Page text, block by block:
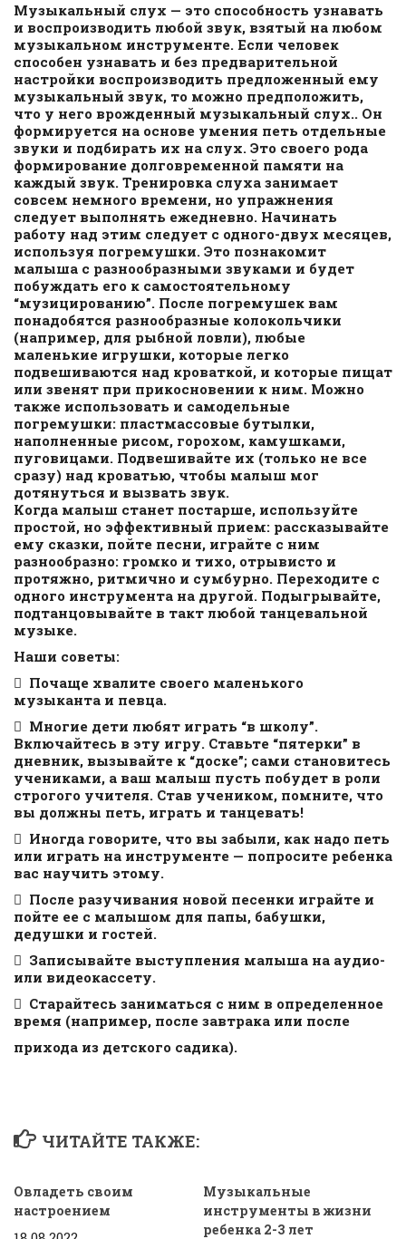
Музыкальный слух — это способность узнавать
и воспроизводить любой звук, взятый на любом
музыкальном инструменте. Если человек
способен узнавать и без предварительной
настройки воспроизводить предложенный ему
музыкальный звук, то можно предположить,
что у него врожденный музыкальный слух.. Он
формируется на основе умения петь отдельные
звуки и подбирать их на слух. Это своего рода
формирование долговременной памяти на
каждый звук. Тренировка слуха занимает
совсем немного времени, но упражнения
следует выполнять ежедневно. Начинать
работу над этим следует с одного-двух месяцев,
используя погремушки. Это познакомит
малыша с разнообразными звуками и будет
побуждать его к самостоятельному
“музицированию”. После погремушек вам
понадобятся разнообразные колокольчики
(например, для рыбной ловли), любые
маленькие игрушки, которые легко
подвешиваются над кроваткой, и которые пищат
или звенят при прикосновении к ним. Можно
также использовать и самодельные
погремушки: пластмассовые бутылки,
наполненные рисом, горохом, камушками,
пуговицами. Подвешивайте их (только не все
сразу) над кроватью, чтобы малыш мог
дотянуться и вызвать звук.
Когда малыш станет постарше, используйте
простой, но эффективный прием: рассказывайте
ему сказки, пойте песни, играйте с ним
разнообразно: громко и тихо, отрывисто и
протяжно, ритмично и сумбурно. Переходите с
одного инструмента на другой. Подыгрывайте,
подтанцовывайте в такт любой танцевальной
музыке.
Наши советы:
 Почаще хвалите своего маленького
музыканта и певца.
 Многие дети любят играть “в школу”.
Включайтесь в эту игру. Ставьте “пятерки” в
дневник, вызывайте к “доске”; сами становитесь
учениками, а ваш малыш пусть побудет в роли
строгого учителя. Став учеником, помните, что
вы должны петь, играть и танцевать!
 Иногда говорите, что вы забыли, как надо петь
или играть на инструменте — попросите ребенка
вас научить этому.
 После разучивания новой песенки играйте и
пойте ее с малышом для папы, бабушки,
дедушки и гостей.
 Записывайте выступления малыша на аудио-
или видеокассету.
 Старайтесь заниматься с ним в определенное
время (например, после завтрака или после
прихода из детского садика).
ЧИТАЙТЕ ТАКЖЕ:
Овладеть своим
настроением
Музыкальные
инструменты в жизни
ребенка 2-3 лет